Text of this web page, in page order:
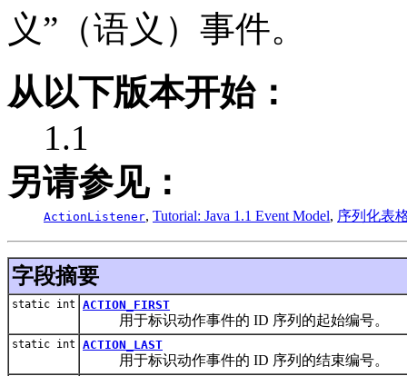
义”（语义）事件。
从以下版本开始：
1.1
另请参见：
ActionListener, Tutorial: Java 1.1 Event Model, 序列化表
字段摘要
static int ACTION_FIRST
用于标识动作事件的 ID 序列的起始编号。
static int ACTION_LAST
用于标识动作事件的 ID 序列的结束编号。